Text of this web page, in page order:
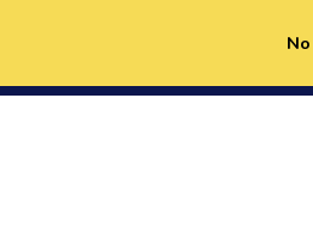
No
Registrarse